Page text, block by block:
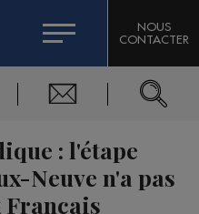
DE L'EXPERT
SKIABLES
MONT-BLANC
NOUS
CONTACTER
: l'étape
Neuve n'a pas
Français